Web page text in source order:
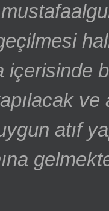
içerisinde
ve
atıf